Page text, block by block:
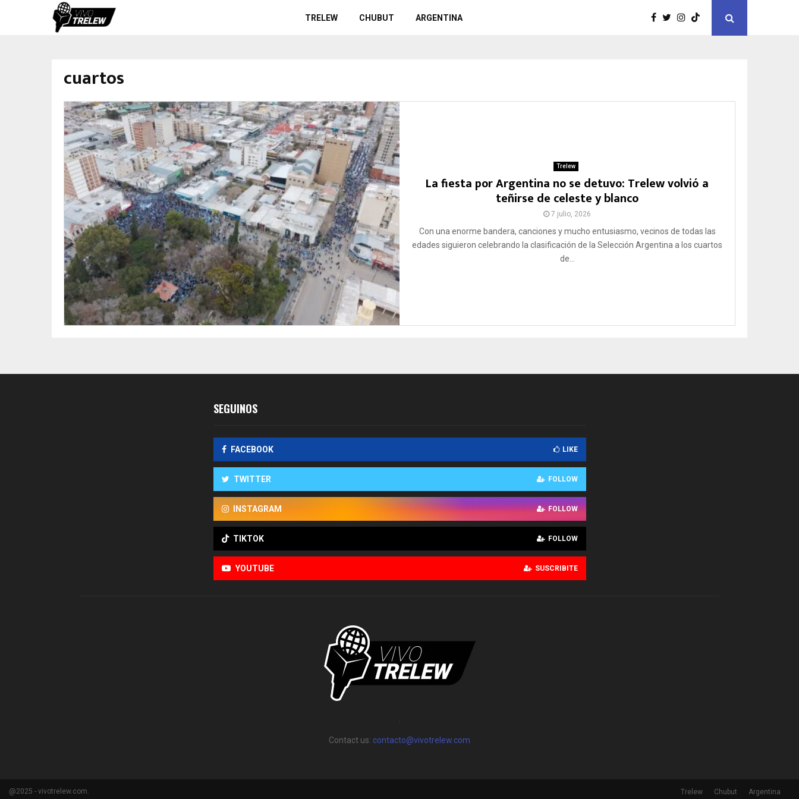
TRELEW CHUBUT ARGENTINA
cuartos
Trelew
La fiesta por Argentina no se detuvo: Trelew volvió a
teñirse de celeste y blanco
7 julio, 2026
Con una enorme bandera, canciones y mucho entusiasmo, vecinos de todas las
edades siguieron celebrando la clasificación de la Selección Argentina a los cuartos
de...
SEGUINOS
FACEBOOK LIKE
TWITTER FOLLOW
INSTAGRAM FOLLOW
TIKTOK FOLLOW
YOUTUBE SUSCRIBITE
Contact us: contacto@vivotrelew.com
@2025 - vivotrelew.com. Trelew Chubut Argentina